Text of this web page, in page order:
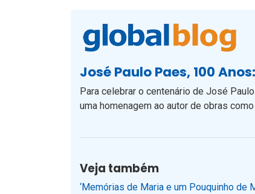
José Paulo Paes, 100
Para celebrar o centenário de José
uma homenagem ao autor de obras
Veja também
‘Memórias de Maria e um Pouquinho de